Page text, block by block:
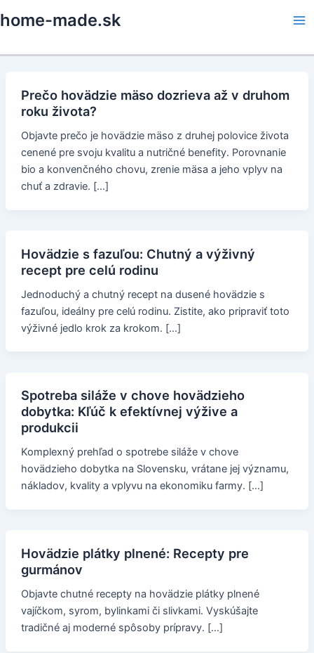
to
home-made.sk
Prečo hovädzie mäso dozrieva až v druhom
roku života?
Objavte prečo je hovädzie mäso z druhej polovice života
cenené pre svoju kvalitu a nutričné benefity. Porovnanie
bio a konvenčného chovu, zrenie mäsa a jeho vplyv na
chuť a zdravie. […]
Hovädzie s fazuľou: Chutný a výživný
recept pre celú rodinu
Jednoduchý a chutný recept na dusené hovädzie s
fazuľou, ideálny pre celú rodinu. Zistite, ako pripraviť toto
výživné jedlo krok za krokom. […]
Spotreba siláže v chove hovädzieho
dobytka: Kľúč k efektívnej výžive a
produkcii
Komplexný prehľad o spotrebe siláže v chove
hovädzieho dobytka na Slovensku, vrátane jej významu,
nákladov, kvality a vplyvu na ekonomiku farmy. […]
Hovädzie plátky plnené: Recepty pre
gurmánov
Objavte chutné recepty na hovädzie plátky plnené
vajíčkom, syrom, bylinkami či slivkami. Vyskúšajte
tradičné aj moderné spôsoby prípravy. […]